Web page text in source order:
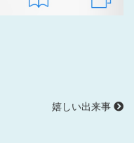
嬉しい出来事